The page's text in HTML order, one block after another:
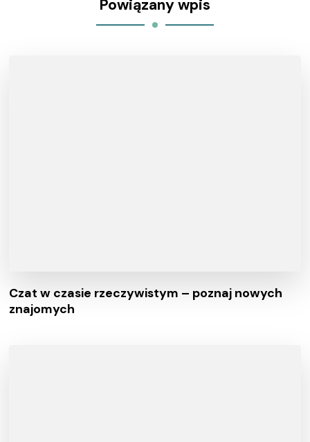
Powiązany wpis
Czat w czasie rzeczywistym – poznaj nowych
znajomych